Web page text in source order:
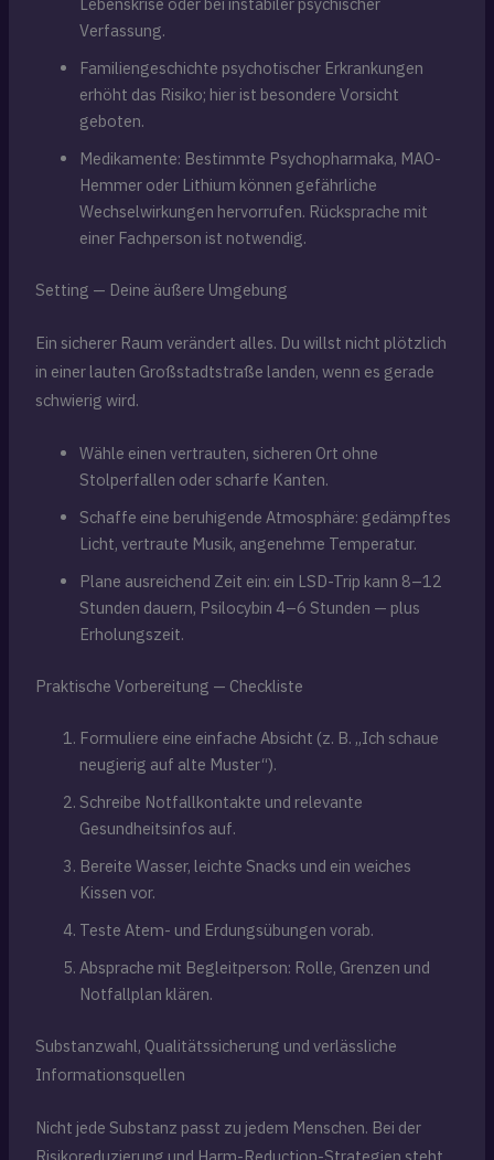
Verfassung.
Familiengeschichte psychotischer Erkrankungen
erhöht das Risiko; hier ist besondere Vorsicht
geboten.
Medikamente: Bestimmte Psychopharmaka, MAO-
Hemmer oder Lithium können gefährliche
Wechselwirkungen hervorrufen. Rücksprache mit
einer Fachperson ist notwendig.
Setting — Deine äußere Umgebung
Ein sicherer Raum verändert alles. Du willst nicht plötzlich
in einer lauten Großstadtstraße landen, wenn es gerade
schwierig wird.
Wähle einen vertrauten, sicheren Ort ohne
Stolperfallen oder scharfe Kanten.
Schaffe eine beruhigende Atmosphäre: gedämpftes
Licht, vertraute Musik, angenehme Temperatur.
Plane ausreichend Zeit ein: ein LSD-Trip kann 8–12
Stunden dauern, Psilocybin 4–6 Stunden — plus
Erholungszeit.
Praktische Vorbereitung — Checkliste
Formuliere eine einfache Absicht (z. B. „Ich schaue
neugierig auf alte Muster“).
Schreibe Notfallkontakte und relevante
Gesundheitsinfos auf.
Bereite Wasser, leichte Snacks und ein weiches
Kissen vor.
Teste Atem- und Erdungsübungen vorab.
Absprache mit Begleitperson: Rolle, Grenzen und
Notfallplan klären.
Substanzwahl, Qualitätssicherung und verlässliche
Informationsquellen
Nicht jede Substanz passt zu jedem Menschen. Bei der
Risikoreduzierung und Harm-Reduction-Strategien steht